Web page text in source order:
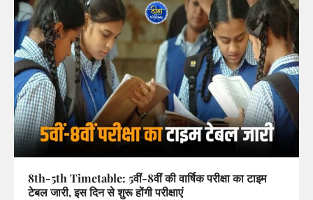
8th-5th Timetable: 5वीं-8वीं की वार्षिक परीक्षा का टाइम
टेबल जारी, इस दिन से शुरू होंगी परीक्षाएं